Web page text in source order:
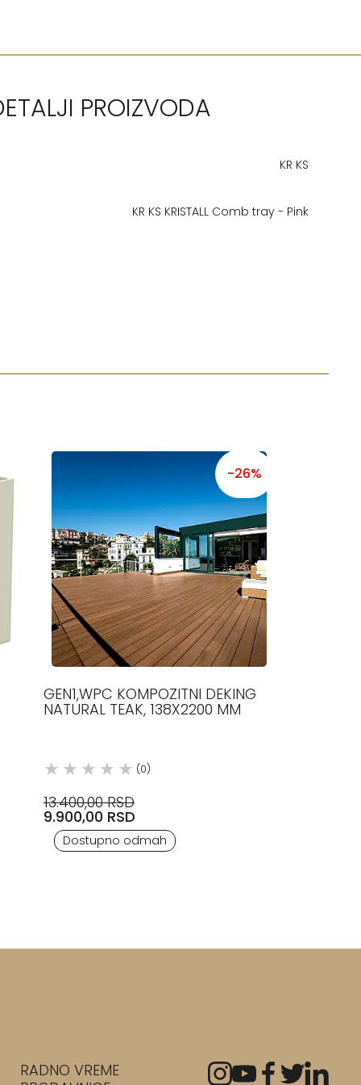
PROIZVODA
KR KS
KR KS KRISTALL Comb tray - Pink
-26%
GEN1,WPC KOMPOZITNI DEKING
NATURAL TEAK, 138X2200 MM
(0)
13.400,00 RSD
9.900,00 RSD
Dostupno odmah
RADNO VREME